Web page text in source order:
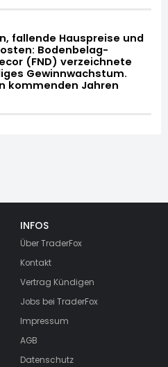
fallende Hauspreise und
Bodenbelag-
(FND) verzeichnete
Gewinnwachstum.
kommenden Jahren
INFOS
Über TraderFox
Kontakt
Vertrag Kündigen
Jobs bei TraderFox
Impressum
AGB
Datenschutz